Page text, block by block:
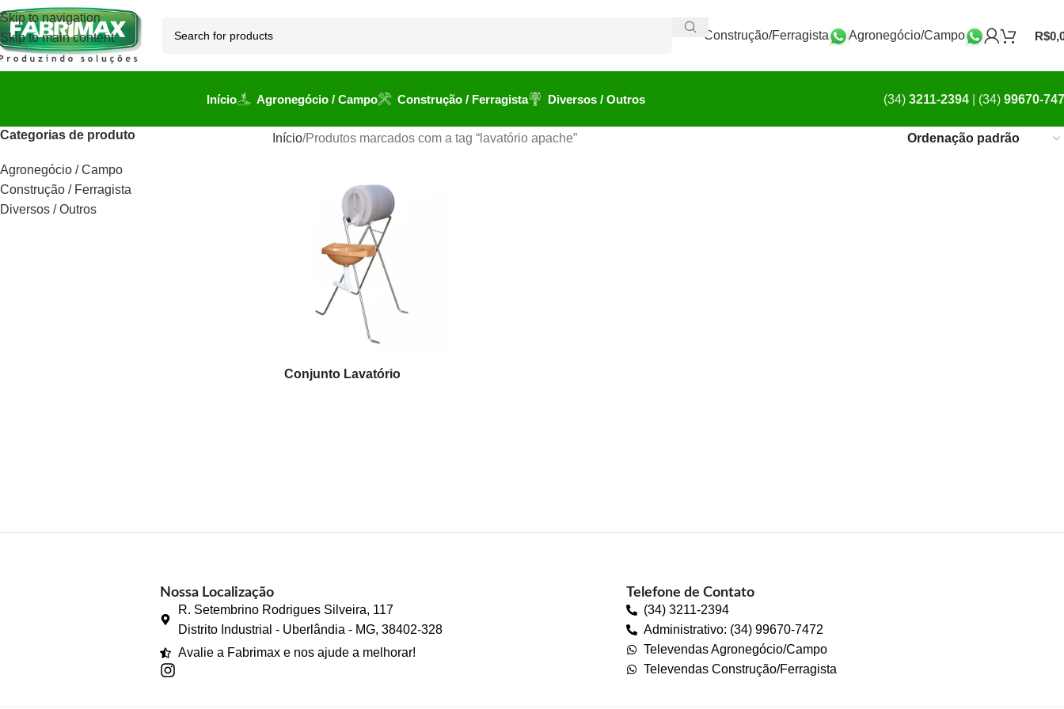
Skip to navigation
Skip to main content
Construção/Ferragista Agronegócio/Campo R$
Início Agronegócio / Campo Construção / Ferragista Diversos / Outros (34) 3211-2394 (34) 99670-
Categorias de produto
Agronegócio / Campo
Construção / Ferragista
Diversos / Outros
Início Produtos marcados com a tag “lavatório apache”
Conjunto Lavatório
Nossa Localização
R. Setembrino Rodrigues Silveira, 117
Distrito Industrial - Uberlândia - MG, 38402-328
Avalie a Fabrimax e nos ajude a melhorar!
Telefone de Contato
(34) 3211-2394
Administrativo: (34) 99670-7472
Televendas Agronegócio/Campo
Televendas Construção/Ferragista